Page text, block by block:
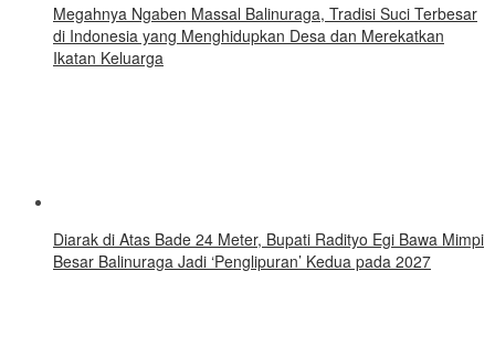
Megahnya Ngaben Massal Balinuraga, Tradisi Suci Terbesar
di Indonesia yang Menghidupkan Desa dan Merekatkan
Ikatan Keluarga
Diarak di Atas Bade 24 Meter, Bupati Radityo Egi Bawa Mimpi
Besar Balinuraga Jadi ‘Penglipuran’ Kedua pada 2027